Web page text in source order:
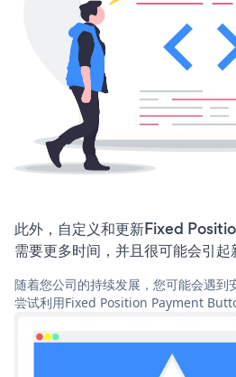
此外，自定义和更新Fixed
需要更多时间，并且很可能会引起
随着您公司的持续发展，您可能会遇到
尝试利用Fixed Position Payment